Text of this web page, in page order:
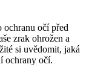
ochranu očí před
zrak ohrožen a
si uvědomit, jaká
ochrany očí.